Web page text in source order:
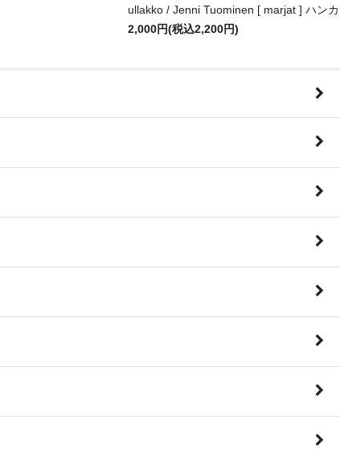
ullakko / Jenni Tuominen [ marjat ] ハン
2,000円(税込2,200円)